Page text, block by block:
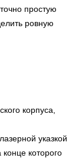
простую
ровную
корпуса,
указкой
конце которого